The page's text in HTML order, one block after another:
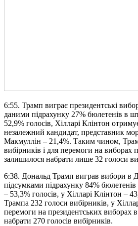
6:55. Трамп виграє президентські
даними підрахунку 27% бюлетенів в
52,9% голосів, Хілларі Клінтон
незалежний кандидат, представник
Макмуллін – 21,4%. Таким чином,
вибірників і для перемоги на
залишилося набрати лише 32 голоси
6:38. Дональд Трамп виграв вибори в
підсумками підрахунку 84%
– 53,3% голосів, у Хілларі Клінтон –
Трампа 232 голоси вибірників, у
перемоги на президентських
набрати 270 голосів вибірників.